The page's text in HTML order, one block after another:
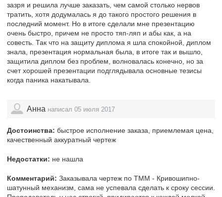
зазря и решила лучше заказать, чем самой столько нервов
тратить, хотя додумалась я до такого простого решения в
последний момент. Но в итоге сделали мне презентацию
очень быстро, причем не просто тяп-ляп и абы как, а на
совесть. Так что на защиту диплома я шла спокойной, диплом
знала, презентация нормальная была, в итоге так и вышло,
защитила диплом без проблем, волновалась конечно, но за
счет хорошей презентации подглядывала основные тезисы
когда паника накатывала.
Анна написал 05 июля 2017
Достоинства: быстрое исполнение заказа, приемлемая цена,
качественный аккуратный чертеж
Недостатки: не нашла
Комментарий: Заказывала чертеж по ТММ - Кривошипно-
шатунный механизм, сама не успевала сделать к сроку сессии.